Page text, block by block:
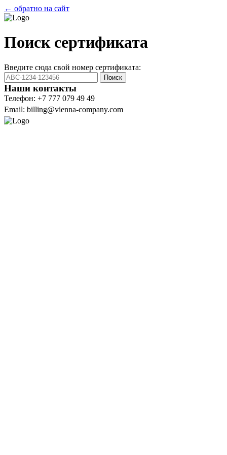
← обратно на сайт
Поиск сертификата
Введите сюда свой номер сертификата:
Поиск
Наши контакты
Телефон: +7 777 079 49 49
Email: billing@vienna-company.com